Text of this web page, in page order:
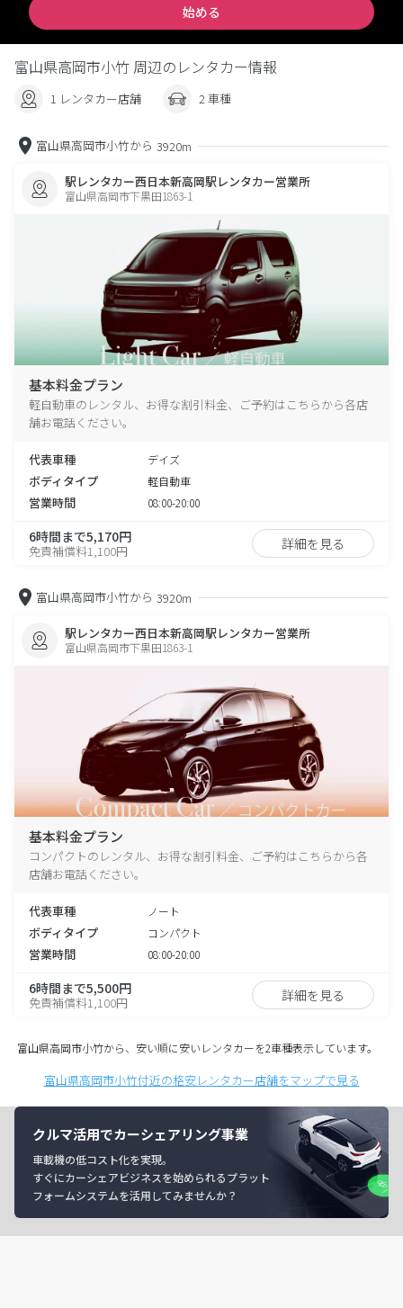
始める
富山県高岡市小竹 周辺のレンタカー情報
1 レンタカー店舗 2 車種
富山県高岡市小竹から 3920m
駅レンタカー西日本新高岡駅レンタカー営業所
富山県高岡市下黒田1863-1
基本料金プラン
軽自動車のレンタル、お得な割引料金、ご予約はこちらから各店
舗お電話ください。
代表車種 デイズ
ボディタイプ 軽自動車
営業時間 08:00-20:00
6時間まで5,170円
免責補償料1,100円 詳細を見る
富山県高岡市小竹から 3920m
駅レンタカー西日本新高岡駅レンタカー営業所
富山県高岡市下黒田1863-1
基本料金プラン
コンパクトのレンタル、お得な割引料金、ご予約はこちらから各
店舗お電話ください。
代表車種 ノート
ボディタイプ コンパクト
営業時間 08:00-20:00
6時間まで5,500円
免責補償料1,100円 詳細を見る
富山県高岡市小竹から、安い順に安いレンタカーを2車種表示しています。
富山県高岡市小竹付近の格安レンタカー店舗をマップで見る
クルマ活用でカーシェアリング事業
車載機の低コスト化を実現。
すぐにカーシェアビジネスを始められるプラット
フォームシステムを活用してみませんか？